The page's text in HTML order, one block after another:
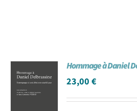
Hommage à Daniel
23,00€